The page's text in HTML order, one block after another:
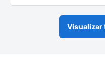
Visualizar